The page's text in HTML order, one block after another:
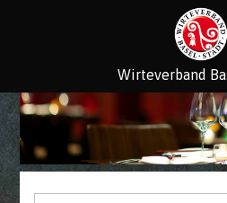
Wirteverband